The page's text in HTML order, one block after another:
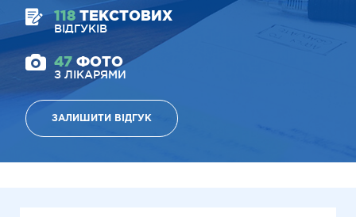
118 ТЕКСТОВИХ
ВІДГУКІВ
47 ФОТО
З ЛІКАРЯМИ
ЗАЛИШИТИ ВІДГУК